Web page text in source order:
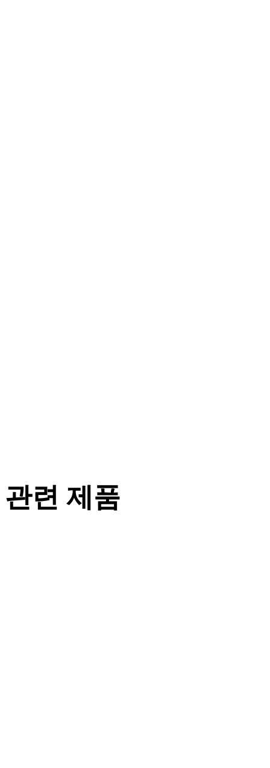
관련 제품